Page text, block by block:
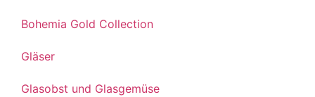
Bohemia Gold Collection
Gläser
Glasobst und Glasgemüse